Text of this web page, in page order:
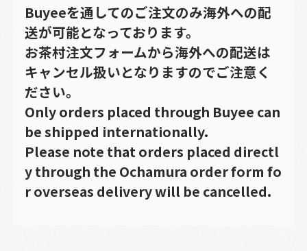
Buyeeを通してのご注文のみ海外への配
送が可能となっております。
お茶村注文フォームから海外への配送は
キャンセル扱いとなりますのでご注意く
ださい。
Only orders placed through Buyee can
be shipped internationally.
Please note that orders placed directl
y through the Ochamura order form fo
r overseas delivery will be cancelled.